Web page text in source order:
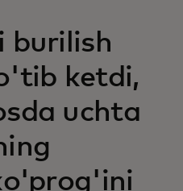
burilish
ketdi,
uchta